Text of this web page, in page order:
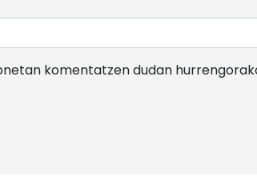
komentatzen dudan